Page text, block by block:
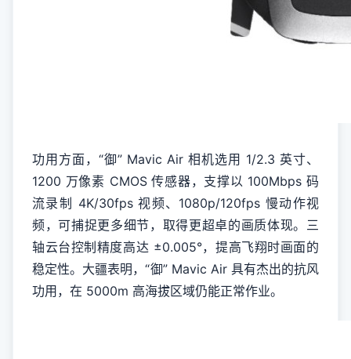
功用方面，“御” Mavic Air 相机选用 1/2.3 英寸、
1200 万像素 CMOS 传感器，支撑以 100Mbps 码
流录制 4K/30fps 视频、1080p/120fps 慢动作视
频，可捕捉更多细节，取得更超卓的画质体现。三
轴云台控制精度高达 ±0.005°，提高飞翔时画面的
稳定性。大疆表明，“御” Mavic Air 具有杰出的抗风
功用，在 5000m 高海拔区域仍能正常作业。